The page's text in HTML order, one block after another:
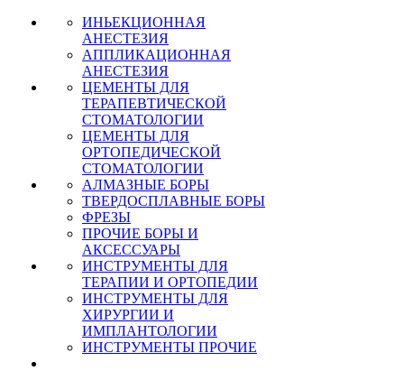
ИНЬЕКЦИОННАЯ
АНЕСТЕЗИЯ
АППЛИКАЦИОННАЯ
АНЕСТЕЗИЯ
ЦЕМЕНТЫ ДЛЯ
ТЕРАПЕВТИЧЕСКОЙ
СТОМАТОЛОГИИ
ЦЕМЕНТЫ ДЛЯ
ОРТОПЕДИЧЕСКОЙ
СТОМАТОЛОГИИ
АЛМАЗНЫЕ БОРЫ
ТВЕРДОСПЛАВНЫЕ БОРЫ
ФРЕЗЫ
ПРОЧИЕ БОРЫ И
АКСЕССУАРЫ
ИНСТРУМЕНТЫ ДЛЯ
ТЕРАПИИ И ОРТОПЕДИИ
ИНСТРУМЕНТЫ ДЛЯ
ХИРУРГИИ И
ИМПЛАНТОЛОГИИ
ИНСТРУМЕНТЫ ПРОЧИЕ